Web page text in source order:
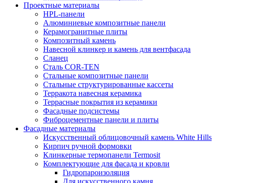
Проектные материалы
HPL-панели
Алюминиевые композитные панели
Керамогранитные плиты
Композитный камень
Навесной клинкер и камень для вентфасада
Сланец
Сталь COR-TEN
Стальные композитные панели
Стальные структурированные кассеты
Терракота навесная керамика
Террасные покрытия из керамики
Фасадные подсистемы
Фиброцементные панели и плиты
Фасадные материалы
Искусственный облицовочный камень White Hills
Кирпич ручной формовки
Клинкерные термопанели Termosit
Комплектующие для фасада и кровли
Гидропароизоляция
Для искусственного камня